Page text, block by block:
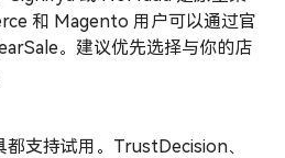
和 Magento 用户可以通过官
。建议优先选择与你的店
支持试用。TrustDecision、